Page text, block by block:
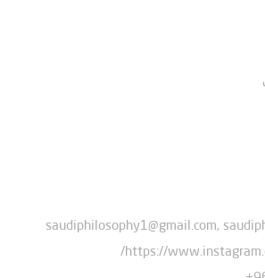
saudiphilosophy1@gmail.com,
https://